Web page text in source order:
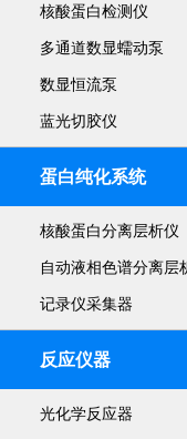
核酸蛋白检测仪
多通道数显蠕动泵
数显恒流泵
蓝光切胶仪
蛋白纯化系统
核酸蛋白分离层析仪
自动液相色谱分离层
记录仪采集器
反应仪器
光化学反应器